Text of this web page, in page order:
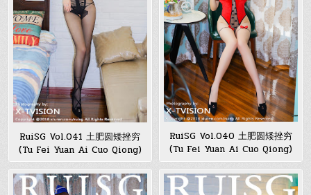
RuiSG Vol.041 土肥圆矮挫穷
(Tu Fei Yuan Ai Cuo Qiong)
RuiSG Vol.040 土肥圆矮挫穷
(Tu Fei Yuan Ai Cuo Qiong)